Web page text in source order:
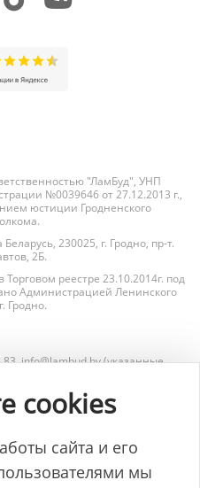
"ЛамБуд", УНП
№0039646 от 27.12.2013 г.,
юстиции Гродненского
230025, г. Гродно, пр-т.
2Б.
реестре 23.10.2014г. под
Администрацией Ленинского
Гродно.
info@lambud.by (указанные
Гродненского горисполкома для
тел. +375 (152) 62-69-67, +375
cookies
сайта и его
мы